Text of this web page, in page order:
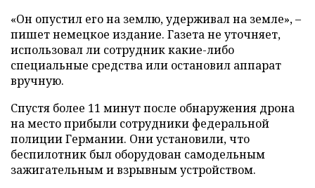
«Он опустил его на землю, удерживал на земле», –
пишет немецкое издание. Газета не уточняет,
использовал ли сотрудник какие-либо
специальные средства или остановил аппарат
вручную.
Спустя более 11 минут после обнаружения дрона
на место прибыли сотрудники федеральной
полиции Германии. Они установили, что
беспилотник был оборудован самодельным
зажигательным и взрывным устройством.